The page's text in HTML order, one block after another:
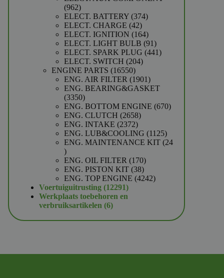
962962
producten
ELECT. BATTERY 374374
ELECT. CHARGE 4242
producten
ELECT. IGNITION 164164
producten
ELECT. LIGHT BULB 9191
producten
ELECT. SPARK PLUG 441441
ELECT. SWITCH 204204
ENGINE PARTS 1655016550
producten
ENG. AIR FILTER 19011901
producten
ENG. BEARING&GASKET
33503350
producten
ENG. BOTTOM ENGINE 670670
ENG. CLUTCH 26582658
ENG. INTAKE 23722372
producten
ENG. LUB&COOLING 11251125
producten
ENG. MAINTENANCE KIT 24
24
producten
ENG. OIL FILTER 170170
producten
ENG. PISTON KIT 3838
producten
ENG. TOP ENGINE 42424242
Voertuiguitrusting 1229112291
producten
Werkplaats toebehoren en
verbruiksartikelen 66